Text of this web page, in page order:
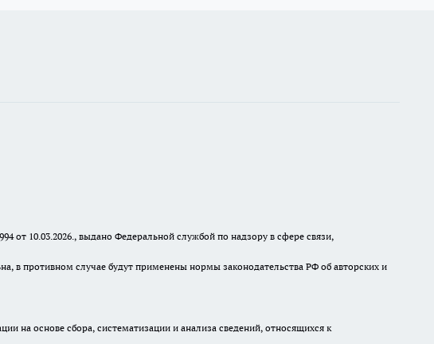
от 10.03.2026., выдано Федеральной службой по надзору в сфере связи,
, в противном случае будут применены нормы законодательства РФ об авторских и
на основе сбора, систематизации и анализа сведений, относящихся к